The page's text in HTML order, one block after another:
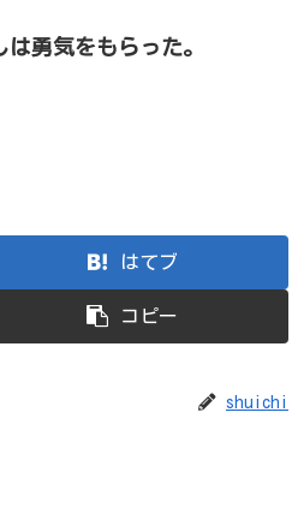
勇気をもらった。
はてブ
コピー
shuichi